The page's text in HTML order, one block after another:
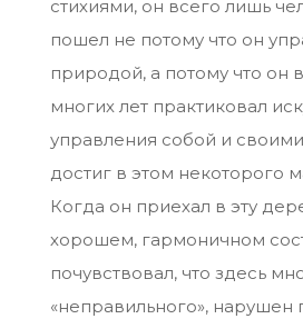
стихиями, он всего лишь
пошел не потому что он
природой, а потому что он
многих лет практиковал
управления собой и
достиг в этом некоторого
Когда он приехал в эту
хорошем, гармоничном
почувствовал, что здесь
«неправильного»,